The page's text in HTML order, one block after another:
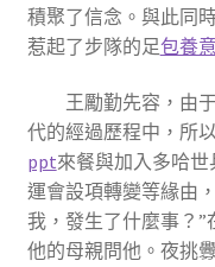
積聚了信念。與此同
惹起了步隊的足包養
王勵勤先容，由
代的經過歷程中，所
ppt來餐與加入多哈
運會設項轉變等緣由
我，發生了什麼事？”
他的母親問他。夜挑